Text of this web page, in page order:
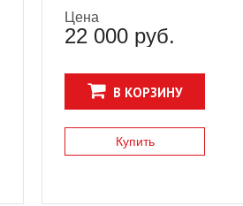
Цена: 7 700 руб.
Цена
22 000 руб.
В КОРЗИНУ
Купить